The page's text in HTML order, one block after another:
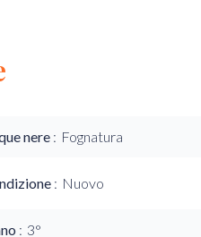
nere Fognatura
Nuovo
3°